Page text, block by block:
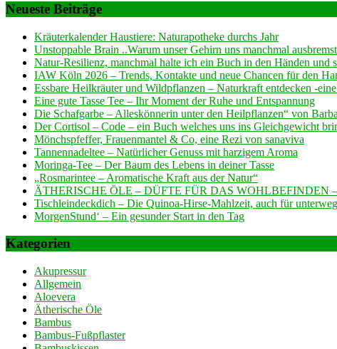
Neueste Beiträge
Kräuterkalender Haustiere: Naturapotheke durchs Jahr
Unstoppable Brain ..Warum unser Gehirn uns manchmal
Natur-Resilienz, manchmal halte ich ein Buch in den Händen
IAW Köln 2026 – Trends, Kontakte und neue Chancen für den
Essbare Heilkräuter und Wildpflanzen – Naturkraft entdecken -
Eine gute Tasse Tee – Ihr Moment der Ruhe und Entspannung
Die Schafgarbe – Alleskönnerin unter den Heilpflanzen“ von
Der Cortisol – Code – ein Buch welches uns ins Gleichgewicht
Mönchspfeffer, Frauenmantel & Co, eine Rezi von sanaviva
Tannennadeltee – Natürlicher Genuss mit harzigem Aroma
Moringa-Tee – Der Baum des Lebens in deiner Tasse
„Rosmarintee – Aromatische Kraft aus der Natur“
ÄTHERISCHE ÖLE – DÜFTE FÜR DAS WOHLBEFINDEN
Tischleindeckdich – Die Quinoa-Hirse-Mahlzeit, auch für
MorgenStund‘ – Ein gesunder Start in den Tag
Kategorien
Akupressur
Allgemein
Aloevera
Ätherische Öle
Bambus
Bambus-Fußpflaster